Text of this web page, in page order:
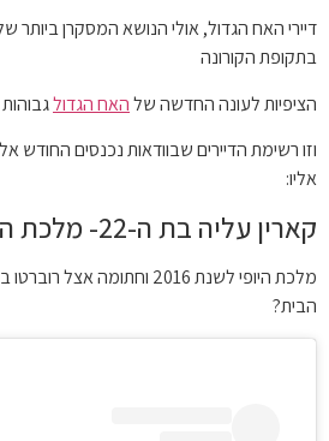
דיירי האח הגדול, אולי הנושא המסקרן ביותר
בתקופת הקורונה
הציפיות לעונה החדשה שלהאח הגדול
וזו רשימת הדיירים שבוודאות נכנסים החודש
אליו:
קארין עליה בת ה-22- מלכת היופי לשעבר
מלכת היופי לשנת 2016
הבית?